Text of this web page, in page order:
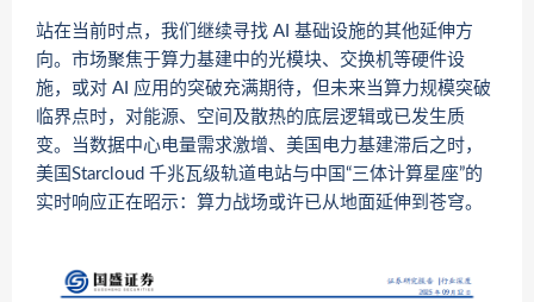
站在当前时点，我们继续寻找 AI 基础设施的其他延伸方
向。市场聚焦于算力基建中的光模块、交换机等硬件设
施，或对 AI 应用的突破充满期待，但未来当算力规模突破
临界点时，对能源、空间及散热的底层逻辑或已发生质
变。当数据中心电量需求激增、美国电力基建滞后之时，
美国Starcloud 千兆瓦级轨道电站与中国“三体计算星座”的
实时响应正在昭示：算力战场或许已从地面延伸到苍穹。